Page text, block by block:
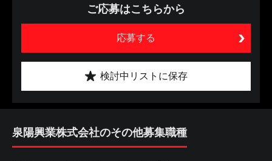
ご応募はこちらから
応募する
検討中リストに保存
泉陽興業株式会社のその他募集職種